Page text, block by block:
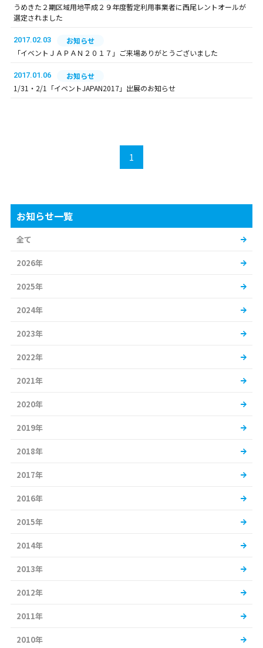
うめきた２期区域用地平成２９年度暫定利用事業者に西尾レントオールが
選定されました
2017.02.03
お知らせ
「イベントＪＡＰＡＮ２０１７」ご来場ありがとうございました
2017.01.06
お知らせ
1/31・2/1「イベントJAPAN2017」出展のお知らせ
1
お知らせ一覧
全て
2026年
2025年
2024年
2023年
2022年
2021年
2020年
2019年
2018年
2017年
2016年
2015年
2014年
2013年
2012年
2011年
2010年